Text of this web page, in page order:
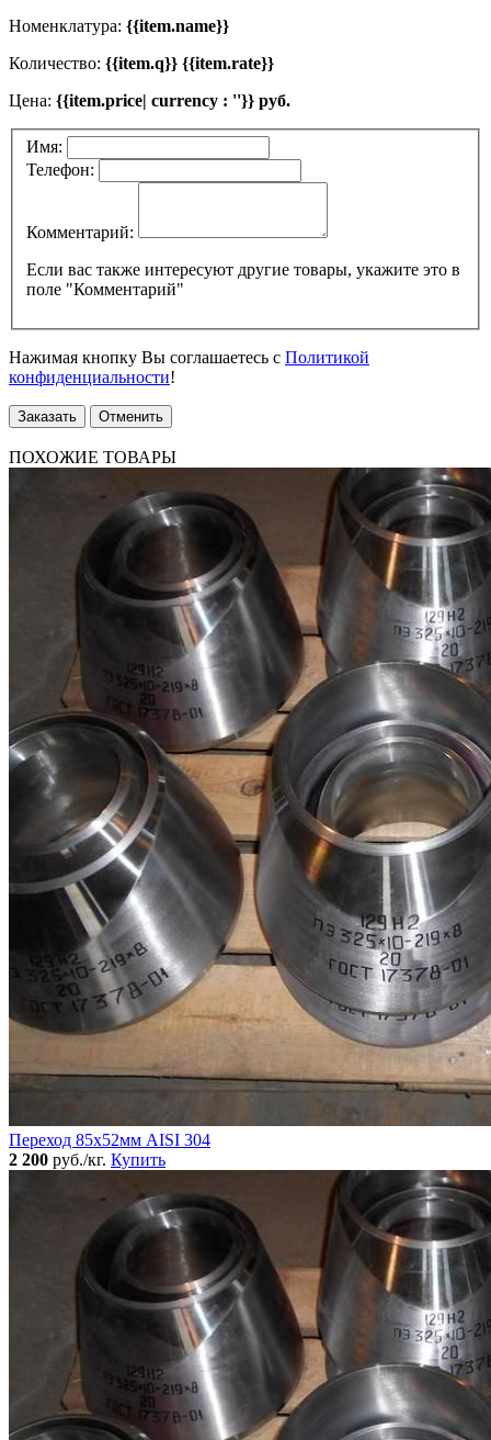
Номенклатура: {{item.name}}
Количество: {{item.q}} {{item.rate}}
Цена: {{item.price| currency : ''}} руб.
Имя:
Телефон:
Комментарий:
Если вас также интересуют другие товары, укажите это в
поле "Комментарий"
Нажимая кнопку Вы соглашаетесь с Политикой
конфиденциальности!
Заказать Отменить
ПОХОЖИЕ ТОВАРЫ
Переход 85х52мм AISI 304
2 200 руб./кг. Купить